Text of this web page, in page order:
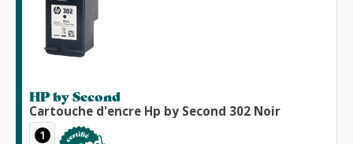
HP by Second
Cartouche d'encre Hp by Second 302 Noir
1